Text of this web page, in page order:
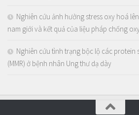
Nghiên cứu ảnh hưởng stress oxy hoá
nam giới và kết quả của liệu pháp chống
Nghiên cứu tình trạng bộc lộ các protein
(MMR) ở bệnh nhân Ung thư dạ dày